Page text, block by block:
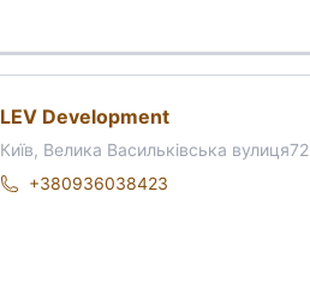
LEV Development
Київ, Велика Васильківська вулиця72
+380936038423